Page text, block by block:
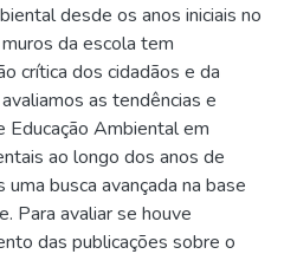
desde os anos iniciais no
da escola tem
crítica dos cidadãos e da
as tendências e
Educação Ambiental em
ao longo dos anos de
busca avançada na base
Para avaliar se houve
das publicações sobre o